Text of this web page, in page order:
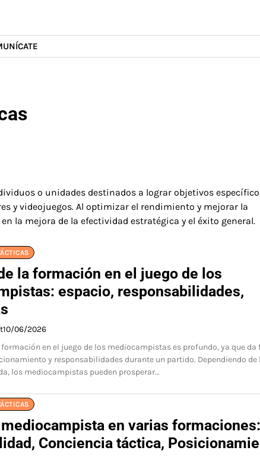
o unidades destinados a lograr objetivos
y videojuegos. Al optimizar el rendimiento y mejorar la
la mejora de la efectividad estratégica y el éxito general.
la formación en el juego de los
espacio, responsabilidades,
10/06/2026
en el juego de los mediocampistas es profundo, ya que da
y responsabilidades durante un partido. Dependiendo de
los mediocampistas pueden prosperar…
en varias formaciones:
Conciencia táctica,